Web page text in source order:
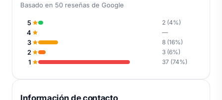
Basado en 50 reseñas de Google
5 2 (4%)
4 —
3 8 (16%)
2 3 (6%)
1 37 (74%)
Información de contacto